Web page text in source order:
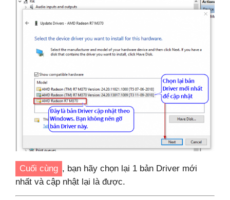
Cuối cùng , bạn hãy chọn lại 1 bản Driver mới
nhất và cập nhật lại là được.